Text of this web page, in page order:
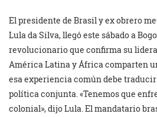
El presidente de Brasil y ex obrero
Lula da Silva, llegó este sábado a
revolucionario que confirma su
América Latina y África comparten
esa experiencia común debe
política conjunta. «Tenemos que
colonial», dijo Lula. El mandatario